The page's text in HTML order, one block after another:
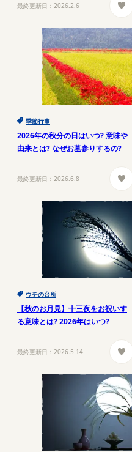
最終更新日： 2026.2.6
季節行事
2026年の秋分の日はいつ? 意味や
由来とは? なぜお墓参りするの?
最終更新日： 2026.6.8
ウチの台所
【秋のお月見】十三夜をお祝いす
る意味とは? 2026年はいつ?
最終更新日： 2026.5.14